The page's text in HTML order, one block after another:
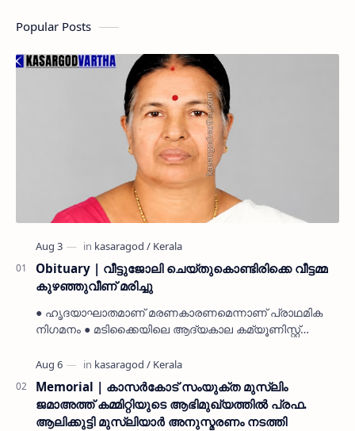
Popular Posts
Obituary | വീട്ടുജോലി ചെയ്തുകൊണ്ടിരിക്കെ വീട്ടമ്മ
കുഴഞ്ഞുവീണ് മരിച്ചു
● ഹൃദയാഘാതമാണ് മരണകാരണമെന്നാണ് പ്രാഥമിക
നിഗമനം ● മടിക്കൈയിലെ ആദ്യകാല കമ്യൂണിസ്റ്റ്
മകളാണ് ● വിവരമറിഞ്ഞ് ജനപ്ര…
Memorial | കാസർകോട് സംയുക്ത മുസ്ലിം
ജമാഅത്ത് കമ്മിറ്റിയുടെ ആഭിമുഖ്യത്തിൽ പ്രഫ.
ആലിക്കുട്ടി മുസ്ലിയാർ അനുസ്മരണം നടത്തി